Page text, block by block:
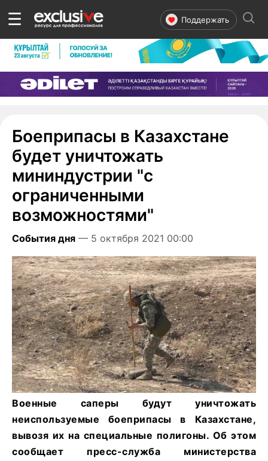
☰ Поддержать
Боеприпасы в Казахстане
будет уничтожать
мининдустрии "с
ограниченными
возможностями"
События дня — 5 октября 2021 00:00
Военные саперы будут уничтожать
неиспользуемые боеприпасы в Казахстане,
вывозя их на специальные полигоны. Об этом
сообщает пресс-служба министерства